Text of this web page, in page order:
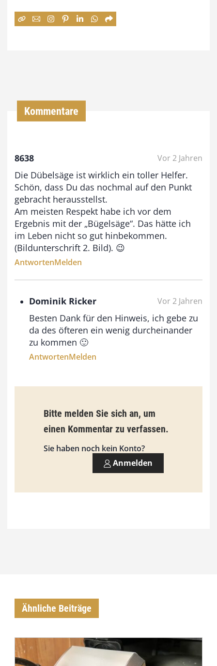
:
s
9
3
,
0
0
€
Kommentare
8638 Vor 2 Jahren
Die Dübelsäge ist wirklich ein toller Helfer.
Schön, dass Du das nochmal auf den Punkt
gebracht herausstellst.
Am meisten Respekt habe ich vor dem
Ergebnis mit der „Bügelsäge“. Das hätte ich
im Leben nicht so gut hinbekommen.
(Bildunterschrift 2. Bild). 😉
AntwortenMelden
Dominik Ricker Vor 2 Jahren
Besten Dank für den Hinweis, ich gebe zu
da des öfteren ein wenig durcheinander
zu kommen 🙂
AntwortenMelden
Bitte melden Sie sich an, um
einen Kommentar zu verfassen.
Sie haben noch kein Konto?
Anmelden
Ähnliche Beiträge